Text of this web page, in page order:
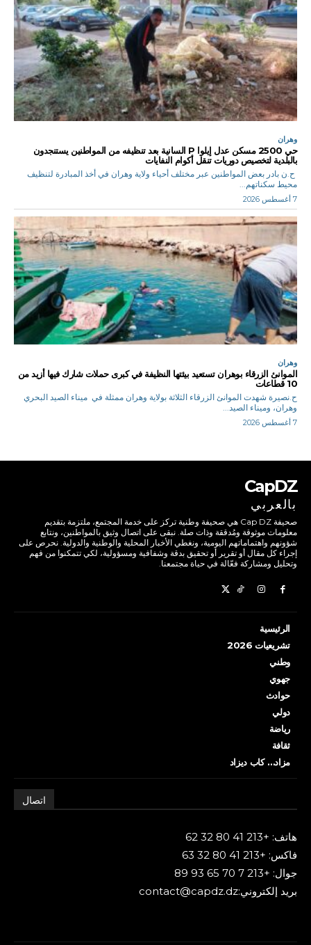
وهران
حي 2500 مسكن عدل إيلوا P السانية بعد تنظيفه من المواطنين يستنجدون
بالبلدية لتخصيص دوريات تنقل أكوام النفايات
ح.ن بادر بعض المواطنين عبر مختلف أحياء ولاية وهران في أخذ المبادرة لتنظيف
محيط سكناتهم...
7 أغسطس 2026
وهران
الموانئ الزرقاء بوهران تستعيد بيئتها النظيفة في كبرى حملات شارك فيها أزيد من
10 قطاعات
ح.نصيرة شهدت الموانئ الزرقاء الثلاثة بولاية وهران ممثلة في ميناء الصيد البحري
وهران، وميناء الصيد...
7 أغسطس 2026
CapDZ
بالعربي
صحيفة Cap DZ هي صحيفة وطنية تركز على خدمة المجتمع، ملتزمة بتقديم
معلومات موثوقة ومُدققة وذات صلة. نبقى على اتصال وثيق بالمواطنين، ونتابع
شؤونهم واهتماماتهم اليومية، ونغطي الأخبار المحلية والوطنية والدولية. نحرص على
إجراء كل مقال أو تقرير أو تحقيق بدقة وشفافية ومسؤولية، لكي تتمكنوا من فهم
وتحليل ومشاركة فعّالة في حياة مجتمعنا.
الرئيسية
تشريعيات 2026
وطني
جهوي
حوادث
دولي
رياضة
ثقافة
مزاد… كاب ديزاد
اتصال
هاتف: +213 41 80 32 62
فاكس: +213 41 80 32 63
جوال: +213 7 70 65 93 89
بريد إلكتروني:contact@capdz.dz